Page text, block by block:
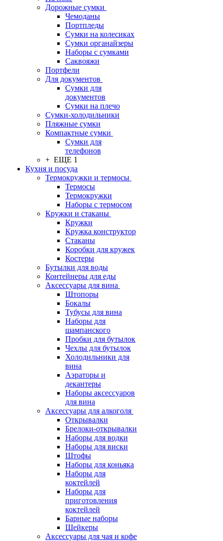
Дорожные сумки
Чемоданы
Портпледы
Сумки на колесиках
Сумки органайзеры
Наборы с сумками
Саквояжи
Портфели
Для документов
Сумки для
документов
Сумки на плечо
Сумки-холодильники
Пляжные сумки
Компактные сумки
Сумки для
телефонов
+ ЕЩЕ 1
Кухня и посуда
Термокружки и термосы
Термосы
Термокружки
Наборы с термосом
Кружки и стаканы
Кружки
Кружка конструктор
Стаканы
Коробки для кружек
Костеры
Бутылки для воды
Контейнеры для еды
Аксессуары для вина
Штопоры
Бокалы
Тубусы для вина
Наборы для
шампанского
Пробки для бутылок
Чехлы для бутылок
Холодильники для
вина
Аэраторы и
декантеры
Наборы аксессуаров
для вина
Аксессуары для алкоголя
Открывалки
Брелоки-открывалки
Наборы для водки
Наборы для виски
Штофы
Наборы для коньяка
Наборы для
коктейлей
Наборы для
приготовления
коктейлей
Барные наборы
Шейкеры
Аксессуары для чая и кофе